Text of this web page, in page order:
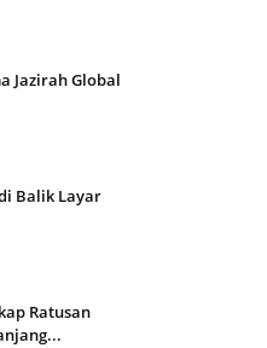
Jazirah Global
Balik Layar
Ratusan